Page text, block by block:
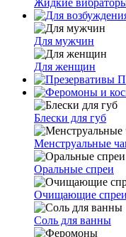
Жидкие
Для мужчин
Для женщин
Блески для губ
Менструальные
Оральные спреи
Очищающие
Соль для ванны